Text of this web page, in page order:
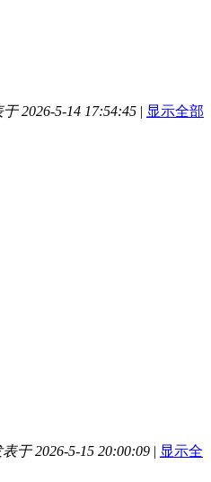
2026-5-14 17:54:45 | 显示全部
于 2026-5-15 20:00:09 | 显示全